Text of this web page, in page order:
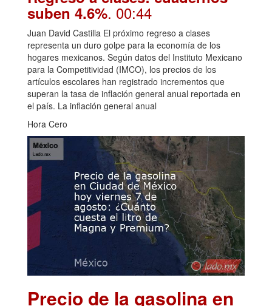
suben 4.6%. 00:44
Juan David Castilla El próximo regreso a clases
representa un duro golpe para la economía de los
hogares mexicanos. Según datos del Instituto Mexicano
para la Competitividad (IMCO), los precios de los
artículos escolares han registrado incrementos que
superan la tasa de inflación general anual reportada en
el país. La inflación general anual
Hora Cero
Precio de la gasolina en